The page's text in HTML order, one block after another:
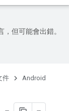
但可能會出錯。
件
Android